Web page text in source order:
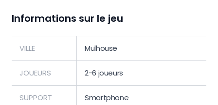
Informations sur le jeu
VILLE Mulhouse
JOUEURS 2-6 joueurs
SUPPORT Smartphone